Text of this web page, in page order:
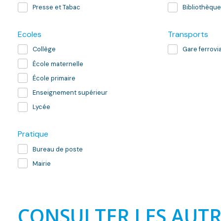
Presse et Tabac Bibliothèque
Ecoles
Collège
École maternelle
École primaire
Enseignement supérieur
Lycée
Transports
Gare
Pratique
Bureau de poste
Mairie
CONSULTER LES